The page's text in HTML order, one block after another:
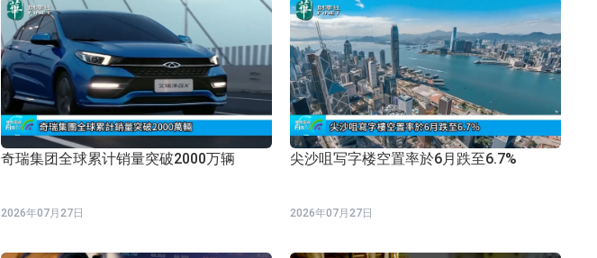
奇瑞集团全球累计销量突破2000万辆
2026年07月27日
尖沙咀写字楼空置率於6月跌至6.7%
2026年07月27日